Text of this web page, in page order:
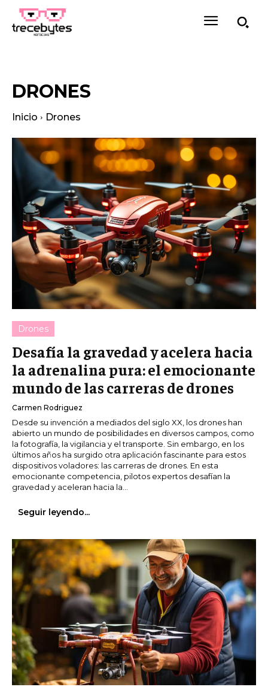
DRONES
Inicio Drones
Drones
Desafía la gravedad y acelera hacia
la adrenalina pura: el emocionante
mundo de las carreras de drones
Carmen Rodriguez
Desde su invención a mediados del siglo XX, los drones han
abierto un mundo de posibilidades en diversos campos, como
la fotografía, la vigilancia y el transporte. Sin embargo, en los
últimos años ha surgido otra aplicación fascinante para estos
dispositivos voladores: las carreras de drones. En esta
emocionante competencia, pilotos expertos desafían la
gravedad y aceleran hacia la...
Seguir leyendo...